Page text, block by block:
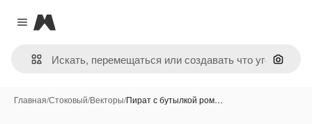
Close menu
Magnific
Поиск
Главная/Стоковый/Векторы/Пират с бутылкой ром…